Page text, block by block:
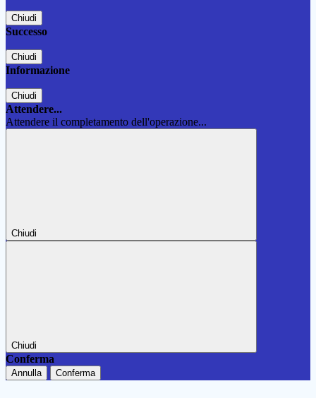
Chiudi
Successo
Chiudi
Informazione
Chiudi
Attendere...
Attendere il completamento dell'operazione...
Chiudi
Chiudi
Conferma
Annulla Conferma